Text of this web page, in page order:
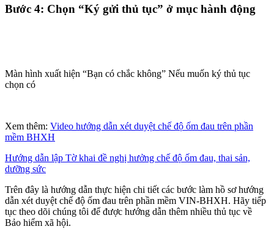
Bước 4: Chọn “Ký gửi thủ tục” ở mục hành động
Màn hình xuất hiện “Bạn có chắc không” Nếu muốn ký thủ tục
chọn có
Xem thêm: Video hướng dẫn xét duyệt chế độ ốm đau trên phần
mềm BHXH
Hướng dẫn lập Tờ khai đề nghị hưởng chế độ ốm đau, thai sản,
dưỡng sức
Trên đây là hướng dẫn thực hiện chi tiết các bước làm hồ sơ hướng
dẫn xét duyệt chế độ ốm đau trên phần mềm VIN-BHXH. Hãy tiếp
tục theo dõi chúng tôi để được hướng dẫn thêm nhiều thủ tục về
Bảo hiểm xã hội.